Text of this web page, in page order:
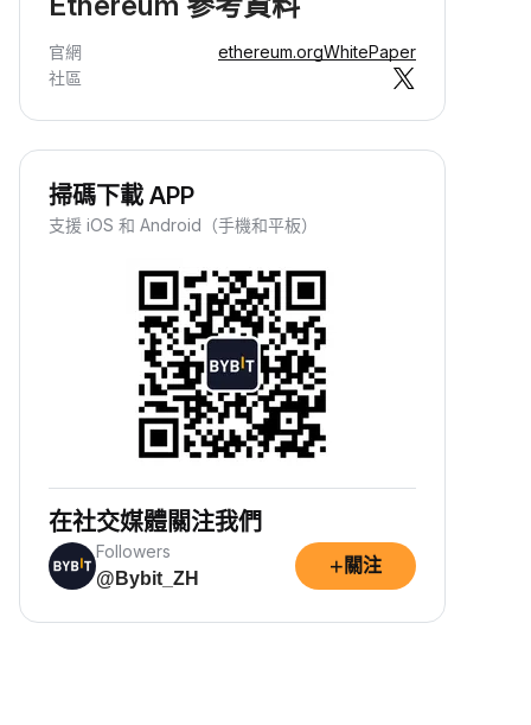
取被動收入
，坐享資產增值。
官網 ethereum.orgWhitePaper
社區
掃碼下載 APP
支援 iOS 和 Android（手機和平板）
在社交媒體關注我們
Followers
@Bybit_ZH
+ 關注